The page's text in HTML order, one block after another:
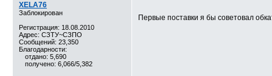
XELA76
Заблокирован
Регистрация: 18.08.2010
Адрес: СЗТУ~СЗПО
Сообщений: 23,350
Благодарности:
отдано: 5,690
получено: 6,066/5,382
Первые поставки я бы советовал